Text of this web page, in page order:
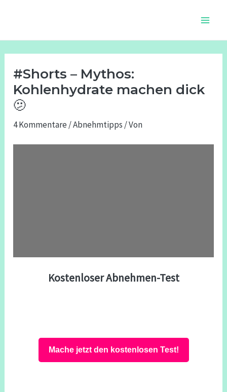
#Shorts – Mythos:
Kohlenhydrate machen dick
🫤
4 Kommentare /Abnehmtipps / Von
Kostenloser Abnehmen-Test
Mache jetzt den kostenlosen Test!